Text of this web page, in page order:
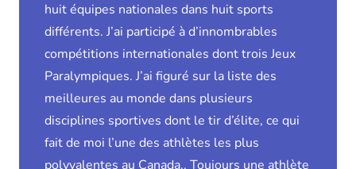
huit équipes nationales dans huit sports
différents. J’ai participé à d’innombrables
compétitions internationales dont trois Jeux
Paralympiques. J’ai figuré sur la liste des
meilleures au monde dans plusieurs
disciplines sportives dont le tir d’élite, ce qui
fait de moi l’une des athlètes les plus
polyvalentes au Canada.. Toujours une athlète